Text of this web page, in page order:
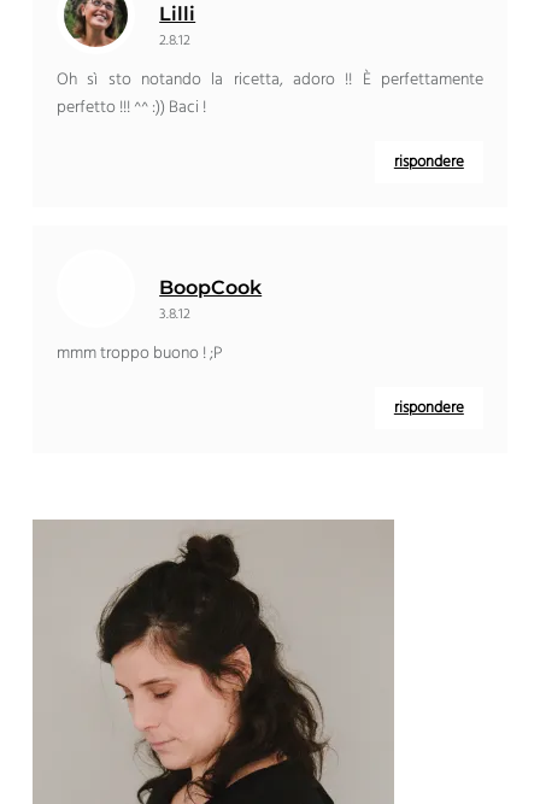
Lilli
2.8.12
Oh sì sto notando la ricetta, adoro !! È perfettamente
perfetto !!! ^^ :)) Baci !
rispondere
BoopCook
3.8.12
mmm troppo buono ! ;P
rispondere